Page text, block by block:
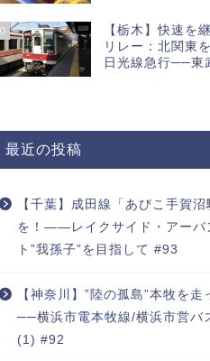
【栃木】快速を
リレー：北関東
日光線急行──東
最近の投稿
【千葉】成田線「あびこ手賀
を！――レイクサイド・アーバ
ト”我孫子”を目指して #93
【神奈川】”陸の孤島”本牧を
──横浜市電本牧線/横浜市営バ
(1) #92